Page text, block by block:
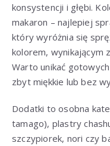
konsystencji i głębi.
makaron – najlepiej
który wyróżnia się
kolorem, wynikającym
Warto unikać
zbyt miękkie lub bez
Dodatki to osobna
tamago), plastry
szczypiorek, nori czy